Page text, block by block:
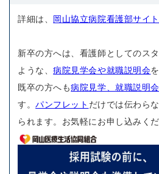
詳細は、 岡山協立病院看護部サイト
新卒の方へは、看護師としてのス
ような、病院見学会や就職説明会
既卒の方へも病院見学、就職説明会
す。パンフレット だけでは伝わら
られます。お気軽にお申し込みくだ